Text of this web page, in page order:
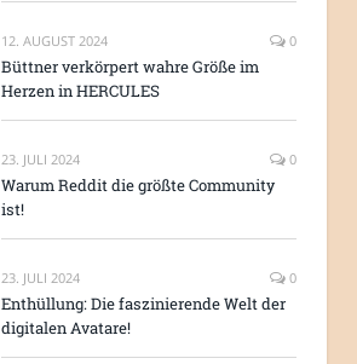
12. AUGUST 2024 0
Büttner verkörpert wahre Größe im
Herzen in HERCULES
23. JULI 2024 0
Warum Reddit die größte Community
ist!
23. JULI 2024 0
Enthüllung: Die faszinierende Welt der
digitalen Avatare!